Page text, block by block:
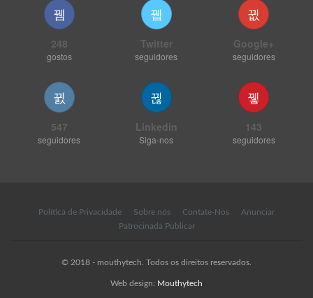
248
gostos
Twitter
seguidores
Google+
seguidores
547
seguidores
Linkedin
Siga-nos
143
seguidores
Política de Privacidade Sobre nós Contate-Nos
Anunciar
Patrocinada Publicar
© 2018 - mouthytech. Todos os direitos reservados.
Web design: Mouthytech